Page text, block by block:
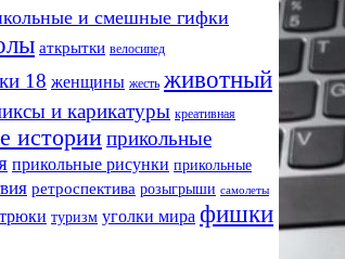
и смешные гифки
аткрытки велосипед
18 женщины жесть животный
и карикатуры креативная
историиприкольные
прикольные рисунки прикольные
ретроспектива розыгрыши самолеты
трюки туризм уголки мира фишки